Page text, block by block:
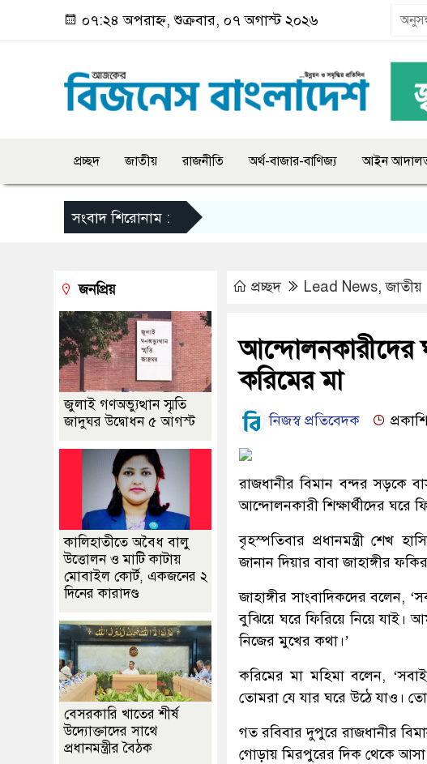
০৭:২৪ অপরাহ্ন, শুক্রবার, ০৭ অগাস্ট ২০২৬
প্রচ্ছদ জাতীয় রাজনীতি অর্থ-বাজার-বাণিজ্য আইন
সংবাদ শিরোনাম :
প্রচ্ছদ Lead News,জাতীয়
আন্দোলনকারীদের
করিমের মা
নিজস্ব প্রতিবেদক
রাজধানীর বিমান বন্দর সড়কে
আন্দোলনকারী শিক্ষার্থীদের ঘরে
বৃহস্পতিবার প্রধানমন্ত্রী শেখ
জানান দিয়ার বাবা জাহাঙ্গীর
জাহাঙ্গীর সাংবাদিকদের বলেন,
বুঝিয়ে ঘরে ফিরিয়ে নিয়ে যাই।
নিজের মুখের কথা।’
করিমের মা মহিমা বলেন,
তোমরা যে যার ঘরে উঠে যাও।
গত রবিবার দুপুরে রাজধানীর
গোড়ায় মিরপুরের দিক থেকে আসা
জনপ্রিয়
জুলাই গণঅভ্যুত্থান স্মৃতি
জাদুঘর উদ্বোধন ৫ আগস্ট
কালিহাতীতে অবৈধ বালু
উত্তোলন ও মাটি কাটায়
মোবাইল কোর্ট, একজনের ২
দিনের কারাদণ্ড
বেসরকারি খাতের শীর্ষ
উদ্যোক্তাদের সাথে
প্রধানমন্ত্রীর বৈঠক